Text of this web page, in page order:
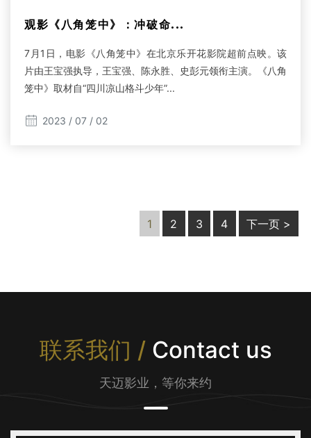
观影《八角笼中》：冲破命...
7月1日，电影《八角笼中》在北京乐开花影院超前点映。该
片由王宝强执导，王宝强、陈永胜、史彭元领衔主演。《八角
笼中》取材自“四川凉山格斗少年”...
2023 / 07 / 02
1 2 3 4 下一页 >
联系我们 / Contact us
天迈影业，等你来约